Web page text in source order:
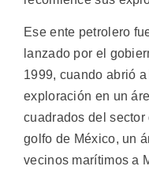
Ese ente petrolero
lanzado por el
1999, cuando abrió
exploración en un
cuadrados del
golfo de México, un
vecinos marítimos a